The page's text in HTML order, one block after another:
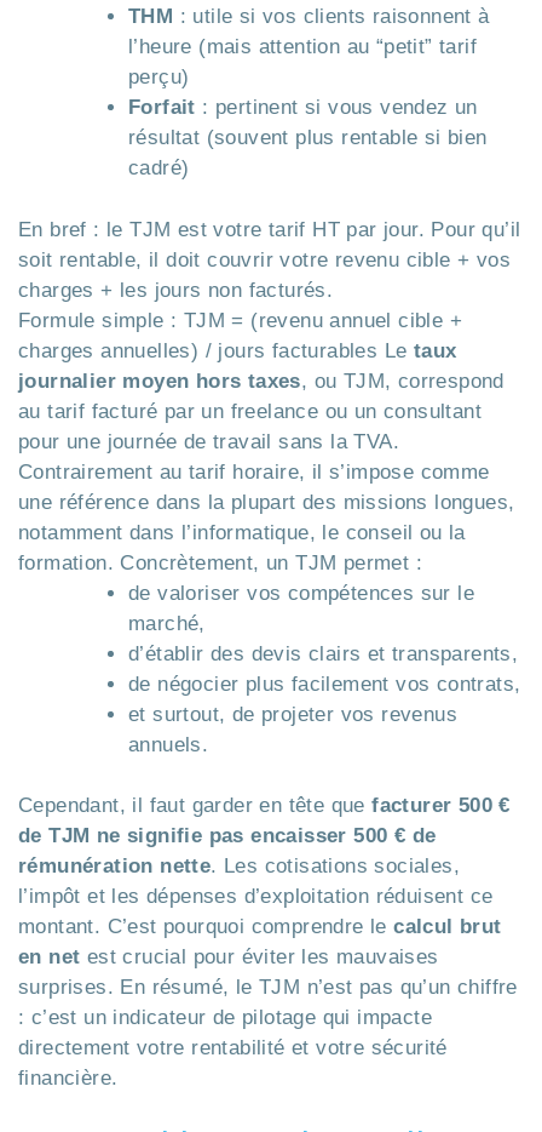
THM : utile si vos clients raisonnent à
l’heure (mais attention au “petit” tarif
perçu)
Forfait : pertinent si vous vendez un
résultat (souvent plus rentable si bien
cadré)
En bref : le TJM est votre tarif HT par jour. Pour qu’il
soit rentable, il doit couvrir votre revenu cible + vos
charges + les jours non facturés.
Formule simple : TJM = (revenu annuel cible +
charges annuelles) / jours facturables Le taux
journalier moyen hors taxes, ou TJM, correspond
au tarif facturé par un freelance ou un consultant
pour une journée de travail sans la TVA.
Contrairement au tarif horaire, il s’impose comme
une référence dans la plupart des missions longues,
notamment dans l’informatique, le conseil ou la
formation. Concrètement, un TJM permet :
de valoriser vos compétences sur le
marché,
d’établir des devis clairs et transparents,
de négocier plus facilement vos contrats,
et surtout, de projeter vos revenus
annuels.
Cependant, il faut garder en tête quefacturer 500 €
de TJM ne signifie pas encaisser 500 € de
rémunération nette. Les cotisations sociales,
l’impôt et les dépenses d’exploitation réduisent ce
montant. C’est pourquoi comprendre lecalcul brut
en net est crucial pour éviter les mauvaises
surprises. En résumé, le TJM n’est pas qu’un chiffre
: c’est un indicateur de pilotage qui impacte
directement votre rentabilité et votre sécurité
financière.